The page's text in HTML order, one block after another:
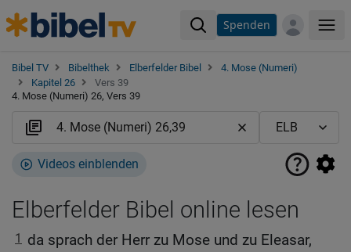
Spenden
Bibel TV Bibelthek Elberfelder Bibel
4. Mose (Numeri)
Kapitel 26
Vers 39
4. Mose (Numeri) 26, Vers 39
Videos einblenden
Elberfelder Bibel online lesen
1 da sprach der Herr zu Mose und zu Eleasar,